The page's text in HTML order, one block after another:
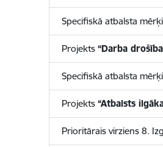
Specifiskā atbalsta
Projekts “Darba
Specifiskā atbalsta
Projekts “Atbalsts
Prioritārais virziens 8.